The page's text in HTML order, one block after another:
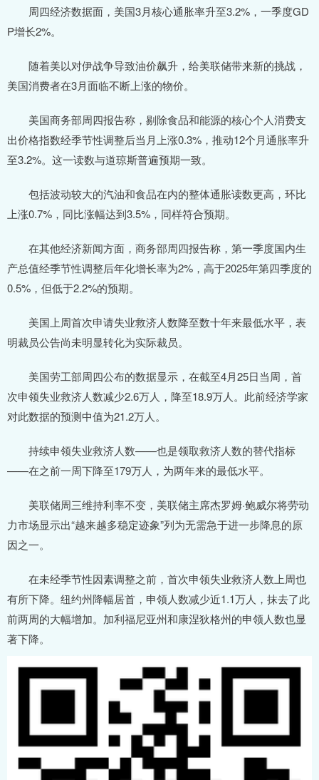
周四经济数据面，美国3月核心通胀率升至3.2%，一季度GD
P增长2%。
随着美以对伊战争导致油价飙升，给美联储带来新的挑战，
美国消费者在3月面临不断上涨的物价。
美国商务部周四报告称，剔除食品和能源的核心个人消费支
出价格指数经季节性调整后当月上涨0.3%，推动12个月通胀率升
至3.2%。这一读数与道琼斯普遍预期一致。
包括波动较大的汽油和食品在内的整体通胀读数更高，环比
上涨0.7%，同比涨幅达到3.5%，同样符合预期。
在其他经济新闻方面，商务部周四报告称，第一季度国内生
产总值经季节性调整后年化增长率为2%，高于2025年第四季度的
0.5%，但低于2.2%的预期。
美国上周首次申请失业救济人数降至数十年来最低水平，表
明裁员公告尚未明显转化为实际裁员。
美国劳工部周四公布的数据显示，在截至4月25日当周，首
次申领失业救济人数减少2.6万人，降至18.9万人。此前经济学家
对此数据的预测中值为21.2万人。
持续申领失业救济人数——也是领取救济人数的替代指标
——在之前一周下降至179万人，为两年来的最低水平。
美联储周三维持利率不变，美联储主席杰罗姆·鲍威尔将劳动
力市场显示出“越来越多稳定迹象”列为无需急于进一步降息的原
因之一。
在未经季节性因素调整之前，首次申领失业救济人数上周也
有所下降。纽约州降幅居首，申领人数减少近1.1万人，抹去了此
前两周的大幅增加。加利福尼亚州和康涅狄格州的申领人数也显
著下降。